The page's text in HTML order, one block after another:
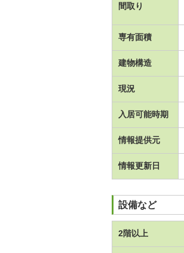
間取り
専有面積
建物構造
現況
入居可能時期
情報提供元
情報更新日
設備など
2階以上